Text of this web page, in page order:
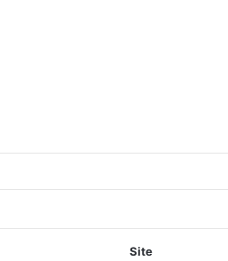
Site